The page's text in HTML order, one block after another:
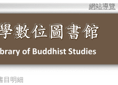
網站導覽
目明細